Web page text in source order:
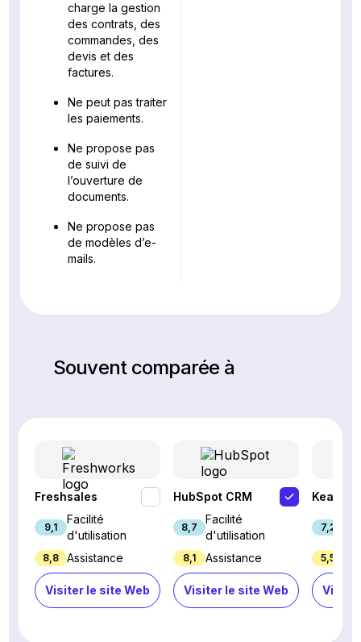
charge la gestion
des contrats, des
commandes, des
devis et des
factures.
Ne peut pas traiter
les paiements.
Ne propose pas
de suivi de
l’ouverture de
documents.
Ne propose pas
de modèles d’e-
mails.
Souvent comparée à
Freshsales
9,1
Facilité
d'utilisation
8,8 Assistance
Visiter le site Web
HubSpot CRM
8,7
Facilité
d'utilisation
8,1 Assistance
Visiter le site Web
Keap
7,2
5,5